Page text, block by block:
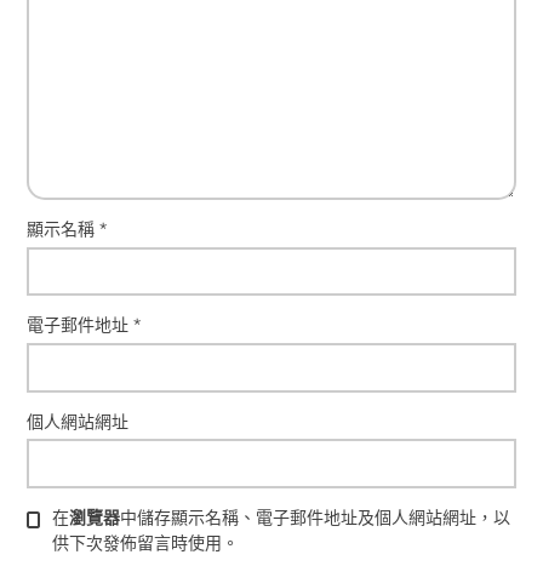
顯示名稱*
電子郵件地址*
個人網站網址
在瀏覽器中儲存顯示名稱、電子郵件地址及個人網站網址，以
供下次發佈留言時使用。